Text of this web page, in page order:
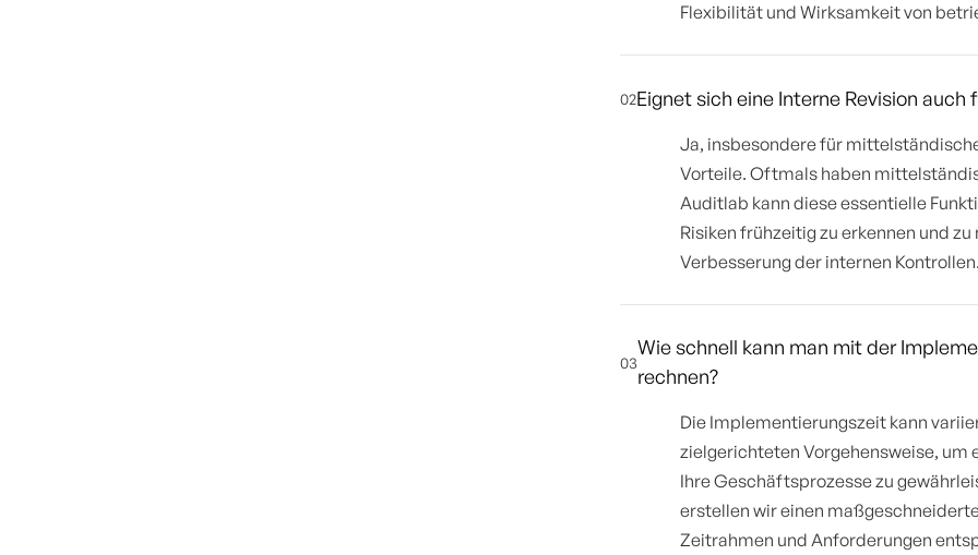
Flexibilität und Wirksamkeit von
02Eignet sich eine Interne Revision
Ja, insbesondere für
Vorteile. Oftmals haben
Auditlab kann diese essentielle
Risiken frühzeitig zu erkennen und
Verbesserung der internen
03
Wie schnell kann man mit der
rechnen?
Die Implementierungszeit kann
zielgerichteten Vorgehensweise, um
Ihre Geschäftsprozesse zu
erstellen wir einen
Zeitrahmen und Anforderungen